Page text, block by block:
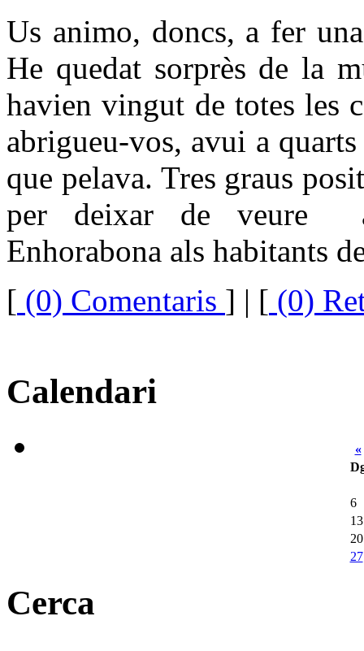
Us animo, doncs, a fer
He quedat sorprès de la
havien vingut de totes les
abrigueu-vos, avui a
que pelava. Tres graus
per deixar de veure
Enhorabona als habitants
[ (0) Comentaris ] | [ (0)
Calendari
«
6
13
20
27
Cerca